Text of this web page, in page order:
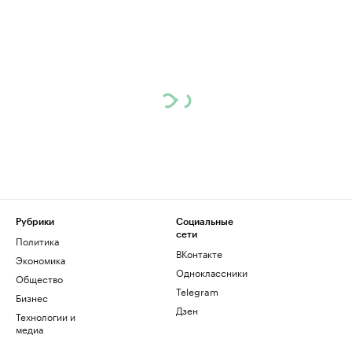
Рубрики
Политика
Экономика
Общество
Бизнес
Технологии и
медиа
Социальные
сети
ВКонтакте
Одноклассники
Telegram
Дзен